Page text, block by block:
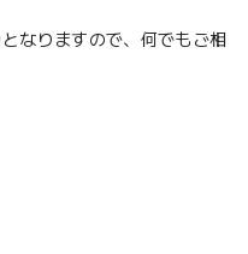
なりますので、何でもご相